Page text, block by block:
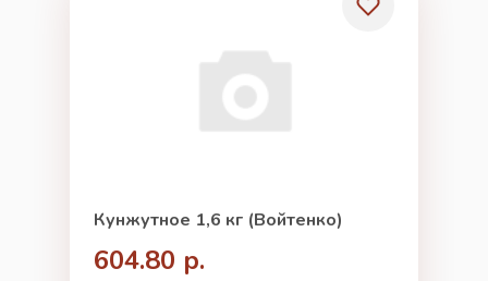
Кунжутное 1,6 кг (Войтенко)
604.80 р.